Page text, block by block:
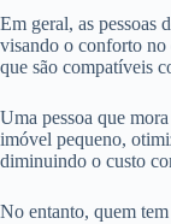
Em geral, as pessoas
visando o conforto no
que são compatíveis
Uma pessoa que
imóvel pequeno,
diminuindo o custo
No entanto, quem